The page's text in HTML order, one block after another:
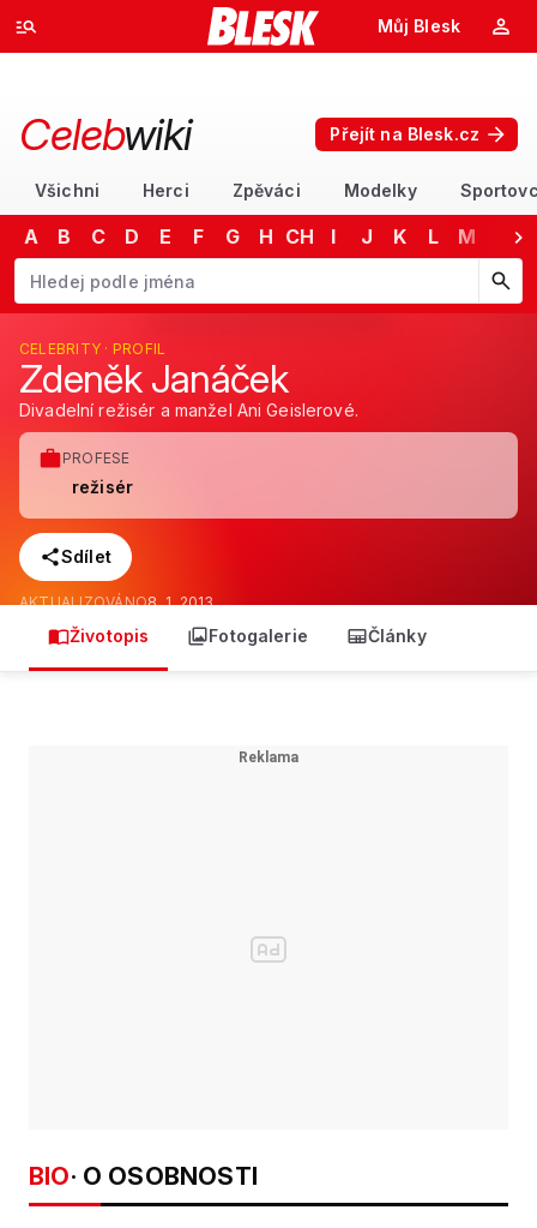
Můj Blesk
Celebwiki Přejít na Blesk.cz
Všichni Herci Zpěváci Modelky
A B C D E F G H CH I J K L M
Začněte psát jméno. Šipkami dolů a nahoru procházejte návrhy,
CELEBRITY · PROFIL
Zdeněk Janáček
Divadelní režisér a manžel Ani Geislerové.
PROFESE
režisér
Sdílet
AKTUALIZOVÁNO8. 1. 2013
Životopis Fotogalerie Články
BIO· O OSOBNOSTI